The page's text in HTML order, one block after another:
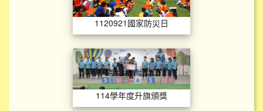
1120921國家防災日
114學年度升旗頒獎
114學年度升旗頒獎